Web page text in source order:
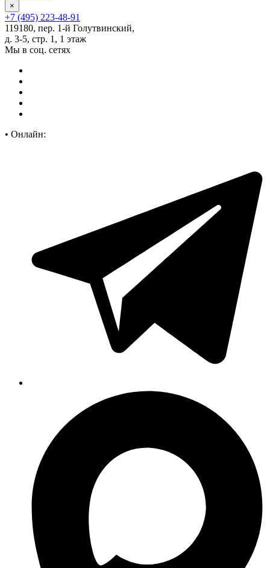
×
+7 (495) 223-48-91
119180, пер. 1-й Голутвинский,
д. 3-5, стр. 1, 1 этаж
Мы в соц. сетях
• Онлайн: